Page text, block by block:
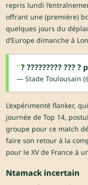
repris lundi
offrant une (première)
quelques jours du
d’Europe dimanche à
? ????????? ??? ?
— Stade Toulousain
L’expérimenté flanker,
journée de Top 14,
groupe pour ce match
faire son retour à la
pour le XV de France à
Ntamack incertain